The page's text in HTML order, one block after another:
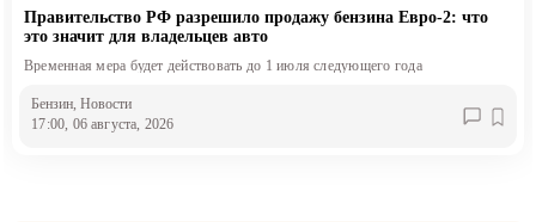
Правительство РФ разрешило продажу бензина Евро-2: что
это значит для владельцев авто
Временная мера будет действовать до 1 июля следующего года
Бензин , Новости
17:00, 06 августа, 2026